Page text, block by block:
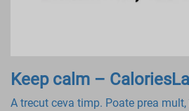
Keep calm –
A trecut ceva timp. Poate prea